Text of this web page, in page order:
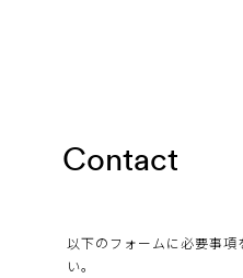
Contact
以下のフォームに必要事
い。